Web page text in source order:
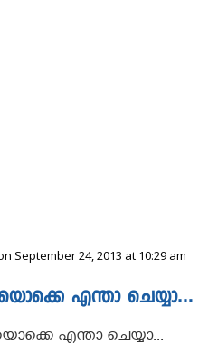
September 24, 2013 at 10:29 am
എന്താ ചെയ്യാ…
എന്താ ചെയ്യാ...